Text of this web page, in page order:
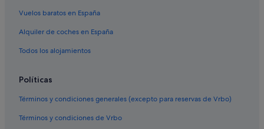
Casas de campo en Aldán
Hoteles con spa en Cangas
Casas privadas de vacaciones en Cangas
O Hío hoteles
Apartoteles en Aldán
Vigo hoteles
Vuelos baratos en España
Alquiler de coches en España
Todos los alojamientos
Políticas
Términos y condiciones generales (excepto para reservas de Vrbo)
Términos y condiciones de Vrbo